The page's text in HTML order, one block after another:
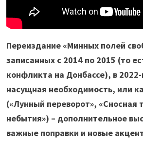
Переиздание «Минных полей
записанных с 2014 по 2015 (то
конфликта на Донбассе), в
насущная необходимость, или
(«Лунный переворот», «Сносная
небытия») – дополнительное
важные поправки и новые